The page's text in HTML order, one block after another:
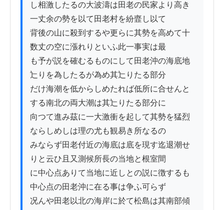
し相激したるの大波濤は田老の民家より高き
一丈余の勢を以て田老村を紛韲し以て
背後の山に殺到するや更らに其勢を高めて十
数丈の空に漲れりといふ此一事実は最
も予が説を確むるものにして田老沖の海底地
辷りを為したるが為め其辷りたる部分
だけ海潮を低からしめたれば低所に合せんと
する南北の両大潮は其辷りたる部分に
向つて進み茲に一大激衝を起して其勢を猛烈
ならしめしは理の尤も観易き所なるの
みならず田老付近の海底は底を現す迄退潮せ
りと云ひ且又測候所長の当地と根室間
に中心点ありて当地に近しとの説に徴するも
中心点の田老沖に在る事は争ふ可らず
况んや田老以北の海岸に於て松島は其南部傾